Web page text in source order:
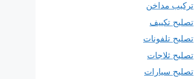
تركيب مداخن
تصليح تكييف
تصليح تلفونات
تصليح ثلاجات
تصليح سيارات